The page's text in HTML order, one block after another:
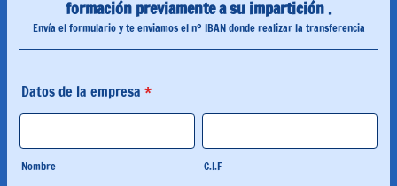
formación previamente a su impartición .
Envía el formulario y te enviamos el nº IBAN donde realizar la transferencia
Datos de la empresa *
Nombre C.I.F